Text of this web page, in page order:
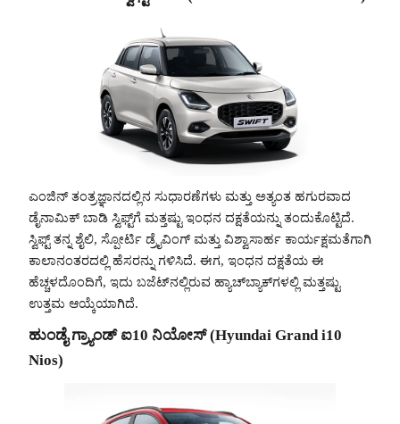
ಎಂಜಿನ್ ತಂತ್ರಜ್ಞಾನದಲ್ಲಿನ ಸುಧಾರಣೆಗಳು ಮತ್ತು ಅತ್ಯಂತ ಹಗುರವಾದ
ಡೈನಾಮಿಕ್ ಬಾಡಿ ಸ್ವಿಫ್ಟ್‌ಗೆ ಮತ್ತಷ್ಟು ಇಂಧನ ದಕ್ಷತೆಯನ್ನು ತಂದುಕೊಟ್ಟಿದೆ.
ಸ್ವಿಫ್ಟ್ ತನ್ನ ಶೈಲಿ, ಸ್ಪೋರ್ಟಿ ಡ್ರೈವಿಂಗ್ ಮತ್ತು ವಿಶ್ವಾಸಾರ್ಹ ಕಾರ್ಯಕ್ಷಮತೆಗಾಗಿ
ಕಾಲಾನಂತರದಲ್ಲಿ ಹೆಸರನ್ನು ಗಳಿಸಿದೆ. ಈಗ, ಇಂಧನ ದಕ್ಷತೆಯ ಈ
ಹೆಚ್ಚಳದೊಂದಿಗೆ, ಇದು ಬಜೆಟ್‌ನಲ್ಲಿರುವ ಹ್ಯಾಚ್‌ಬ್ಯಾಕ್‌ಗಳಲ್ಲಿ ಮತ್ತಷ್ಟು
ಉತ್ತಮ ಆಯ್ಕೆಯಾಗಿದೆ.
ಹುಂಡೈ ಗ್ರ್ಯಾಂಡ್ ಐ10 ನಿಯೋಸ್ (Hyundai Grand i10
Nios)